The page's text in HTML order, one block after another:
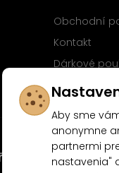
Obchodní
Kontakt
Dárkové
Časté dotazy
Aby sme
anonymne
partnermi
nastavenia"